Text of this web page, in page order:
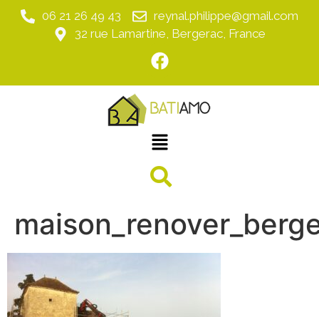
06 21 26 49 43
reynal.philippe@gmail.com
32 rue Lamartine, Bergerac, France